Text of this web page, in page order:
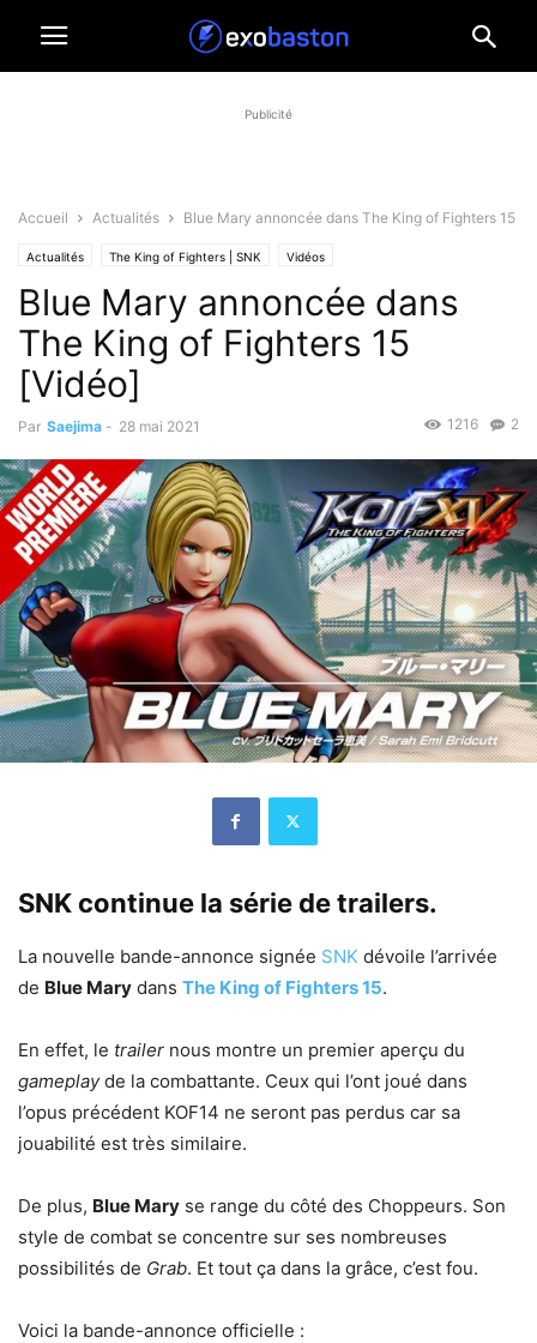
Publicité
Accueil Actualités Blue Mary annoncée dans The King of Fighters 15
Actualités The King of Fighters | SNK Vidéos
Blue Mary annoncée dans
The King of Fighters 15
[Vidéo]
Par Saejima - 28 mai 2021 2
1216
SNK continue la série de trailers.
La nouvelle bande-annonce signée SNK dévoile l’arrivée
de Blue Mary dans The King of Fighters 15.
En effet, le trailer nous montre un premier aperçu du
gameplayde la combattante. Ceux qui l’ont joué dans
l’opus précédent KOF14 ne seront pas perdus car sa
jouabilité est très similaire.
De plus, Blue Mary se range du côté des Choppeurs. Son
style de combat se concentre sur ses nombreuses
possibilités de Grab. Et tout ça dans la grâce, c’est fou.
Voici la bande-annonce officielle :